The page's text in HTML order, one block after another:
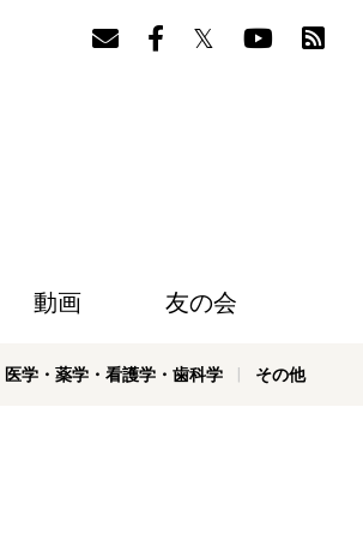
動画 友の会
医学・薬学・看護学・歯科学 その他